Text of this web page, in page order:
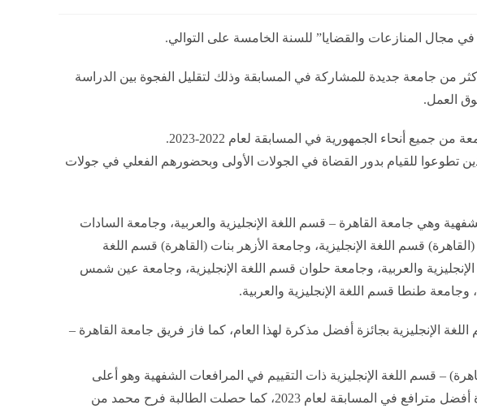
مجال المنازعات والقضايا” للسنة الخامسة على التوالي.
من جامعة جديدة للمشاركة في المسابقة وذلك لتقليل الفجوة بين الدراسة
العمل.
أنحاء الجمهورية في المسابقة لعام 2022-2023.
تطوعوا للقيام بدور القضاة في الجولات الأولى وبحضورهم الفعلي في جولات
وهي جامعة القاهرة – قسم اللغة الإنجليزية والعربية، وجامعة السادات
قسم اللغة الإنجليزية، وجامعة الأزهر بنات (القاهرة) قسم اللغة
والعربية، وجامعة حلوان قسم اللغة الإنجليزية، وجامعة عين شمس
وجامعة طنطا قسم اللغة الإنجليزية والعربية.
الإنجليزية بجائزة أفضل مذكرة لهذا العام، كما فاز فريق جامعة القاهرة –
– قسم اللغة الإنجليزية ذات التقييم في المرافعات الشفهية وهو أعلى
تقييم، فازتا الطالبتان عائشة ياسر وآية سعد بجائزة أفضل مترافع في المسابقة لعام 2023، كما حصلت الطالبة فرح محمد من